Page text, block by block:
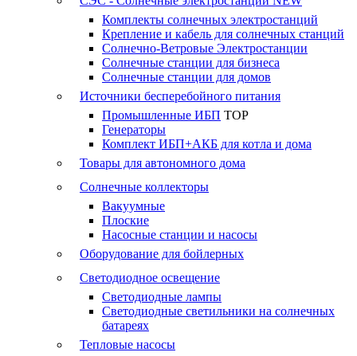
Комплекты солнечных электростанций
Крепление и кабель для солнечных станций
Солнечно-Ветровые Электростанции
Солнечные станции для бизнеса
Солнечные станции для домов
Источники бесперебойного питания
Промышленные ИБП TOP
Генераторы
Комплект ИБП+АКБ для котла и дома
Товары для автономного дома
Солнечные коллекторы
Вакуумные
Плоские
Насосные станции и насосы
Оборудование для бойлерных
Светодиодное освещение
Светодиодные лампы
Светодиодные светильники на солнечных
батареях
Тепловые насосы